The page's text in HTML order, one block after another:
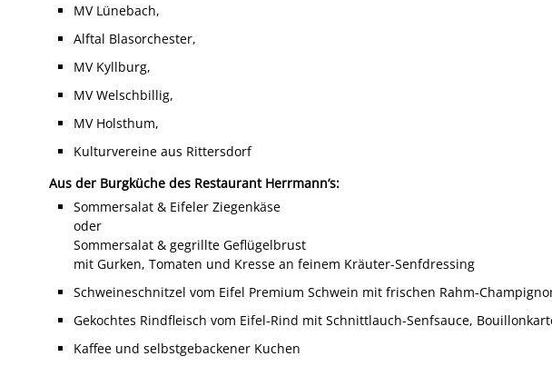
MV Lünebach,
Alftal Blasorchester,
MV Kyllburg,
MV Welschbillig,
MV Holsthum,
Kulturvereine aus Rittersdorf
Aus der Burgküche des Restaurant Herrmann‘s:
Sommersalat & Eifeler Ziegenkäse
oder
Sommersalat & gegrillte Geflügelbrust
mit Gurken, Tomaten und Kresse an feinem Kräuter-Senfdressing
Schweineschnitzel vom Eifel Premium Schwein mit frischen Rahm-
Gekochtes Rindfleisch vom Eifel-Rind mit Schnittlauch-Senfsauce,
Kaffee und selbstgebackener Kuchen